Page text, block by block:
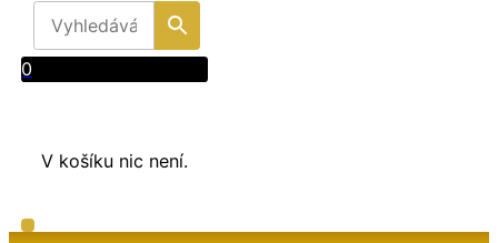
0
V košíku nic není.